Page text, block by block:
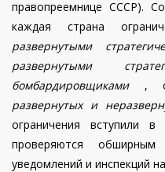
правопреемнице СССР).
каждая страна
развернутыми
развернутыми
бомбардировщиками ,
развернутых и
ограничения вступили
проверяются
уведомлений и инспекций